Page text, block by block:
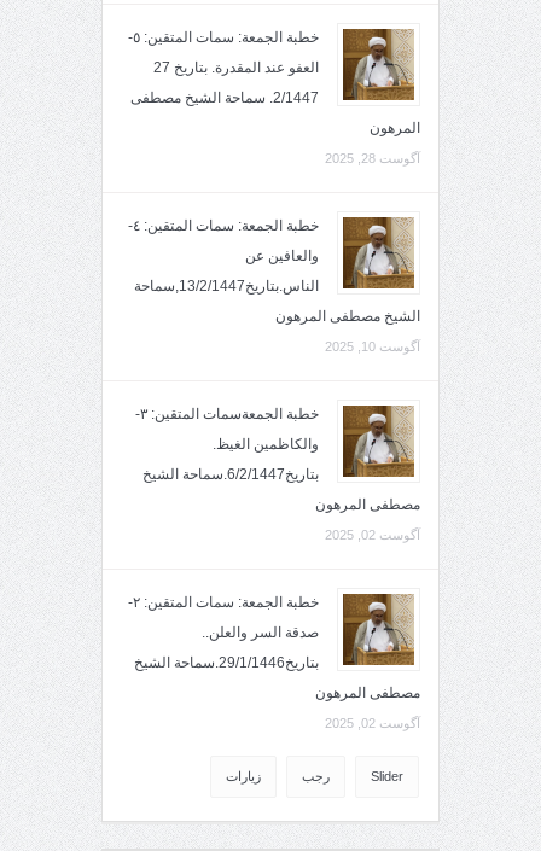
خطبة الجمعة: سمات المتقين: ٥-
العفو عند المقدرة. بتاريخ 27
2/1447. سماحة الشيخ مصطفى
المرهون
آگوست 28, 2025
خطبة الجمعة: سمات المتقين: ٤-
والعافين عن
الناس.بتاريخ13/2/1447,سماحة
الشيخ مصطفى المرهون
آگوست 10, 2025
خطبة الجمعةسمات المتقين: ٣-
والكاظمين الغيظ.
بتاريخ6/2/1447.سماحة الشيخ
مصطفى المرهون
آگوست 02, 2025
خطبة الجمعة: سمات المتقين: ٢-
صدقة السر والعلن..
بتاريخ29/1/1446.سماحة الشيخ
مصطفى المرهون
آگوست 02, 2025
Slider رجب زيارات